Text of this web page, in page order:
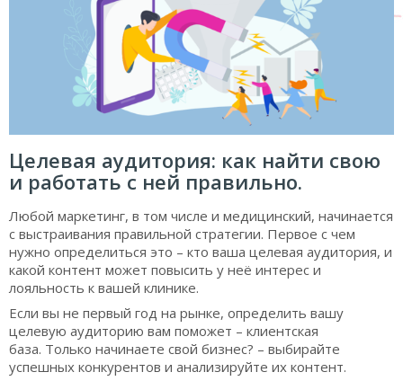
Целевая аудитория: как найти свою
и работать с ней правильно.
Любой маркетинг, в том числе и медицинский, начинается
с выстраивания правильной стратегии. Первое с чем
нужно определиться это – кто ваша целевая аудитория, и
какой контент может повысить у неё интерес и
лояльность к вашей клинике.
Если вы не первый год на рынке, определить вашу
целевую аудиторию вам поможет – клиентская
база. Только начинаете свой бизнес? – выбирайте
успешных конкурентов и анализируйте их контент.